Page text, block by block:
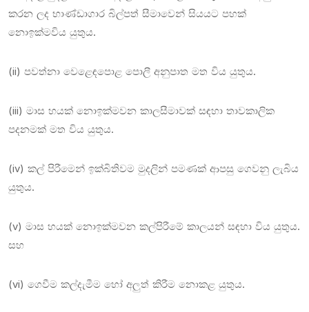
කරන ලද භාණ්ඩාගාර බිල්පත් සීමාවෙන් සියයට පහක්
නොඉක්මවිය යුතුය.
(ii) පවත්නා වෙළෙඳපොළ පොලී අනුපාත මත විය යුතුය.
(iii) මාස හයක් නොඉක්මවන කාලසීමාවක් සඳහා තාවකාලික
පදනමක් මත විය යුතුය.
(iv) කල් පිරීමෙන් ඉක්බිතිවම මුදලින් පමණක් ආපසු ගෙවනු ලැබිය
යුතුය.
(v) මාස හයක් නොඉක්මවන කල්පිරීමේ කාලයන් සඳහා විය යුතුය.
සහ
(vi) ගෙවීම කල්දැමීම හෝ අලුත් කිරීම නොකළ යුතුය.